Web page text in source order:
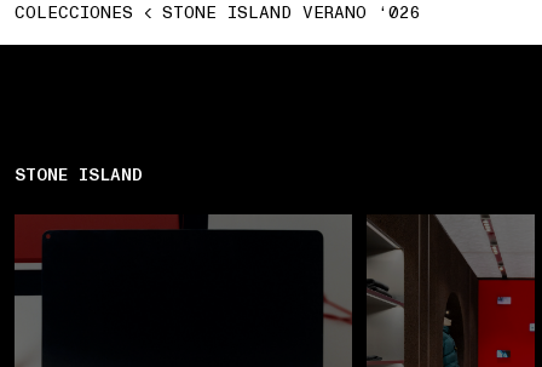
COLECCIONES STONE ISLAND VERANO ‘026
STONE ISLAND